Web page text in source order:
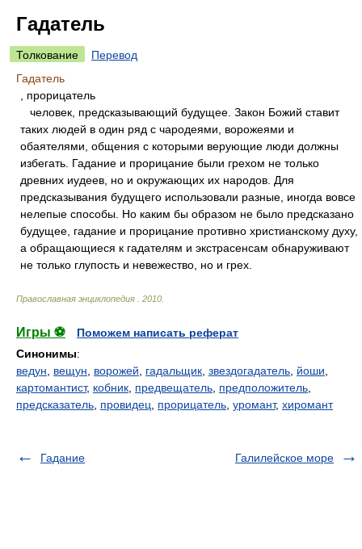
Гадатель
Толкование
Перевод
Гадатель
, прорицатель
человек, предсказывающий будущее. Закон Божий ставит
таких людей в один ряд с чародеями, ворожеями и
обаятелями, общения с которыми верующие люди должны
избегать. Гадание и прорицание были грехом не только
древних иудеев, но и окружающих их народов. Для
предсказывания будущего использовали разные, иногда вовсе
нелепые способы. Но каким бы образом не было предсказано
будущее, гадание и прорицание противно христианскому духу,
а обращающиеся к гадателям и экстрасенсам обнаруживают
не только глупость и невежество, но и грех.
Православная энциклопедия 2010
Игры ⚽
Поможем написать реферат
Синонимы:
ведун
вещун ворожей гадальщик звездогадатель йоши
картомантист, кобник предвещатель предположитель
предсказатель провидец прорицатель уромант, хиромант
Гадание Галилейское море